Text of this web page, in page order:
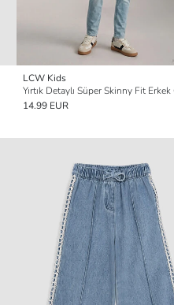
LCW Kids
14.99 EUR